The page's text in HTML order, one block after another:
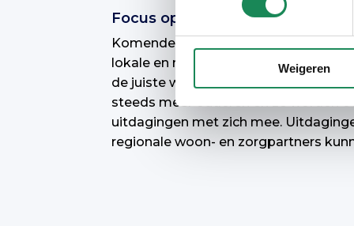
Weigeren
Focus op uitbouwen van lokale
Komende jaren richten we ons op
lokale en regionale netwerken. Met
de juiste woning en/of zorg op de
steeds meer ouderen en ze worden
uitdagingen met zich mee.
regionale woon- en zorgpartners